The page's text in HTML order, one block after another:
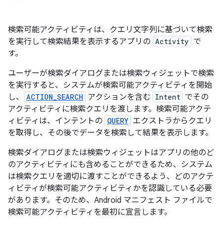
検索可能アクティビティは、クエリ文字列に基づいて検索
を実行して検索結果を表示するアプリの Activity で
す。
ユーザーが検索ダイアログまたは検索ウィジェットで検索
を実行すると、システムが検索可能アクティビティを開始
し、
ACTION_SEARCH アクションを含む Intent でその
アクティビティに検索クエリを渡します。検索可能アクテ
ィビティは、インテントの QUERY エクストラからクエリ
を取得し、その後でデータを検索して結果を表示します。
検索ダイアログまたは検索ウィジェットはアプリの他のど
のアクティビティにも含めることができるため、システム
は検索クエリを適切に渡すことができるよう、どのアクテ
ィビティが検索可能アクティビティかを認識している必要
があります。そのため、Android マニフェスト ファイルで
検索可能アクティビティを最初に宣言します。